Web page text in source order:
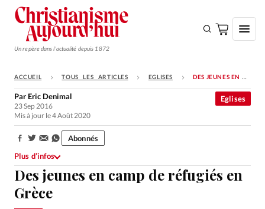
Un repère dans l'actualité depuis 1872
S'ABONNER
Monde
Opinions
Tous les articles
Faire un don
ACCUEIL TOUS LES ARTICLES EGLISES DES JEUNES EN CAMP DE RÉFUGIÉS EN GRÈCE
Des jeunes en camp de réfugiés en
Grèce
Eglises
Par Eric Denimal
23 Sep 2016
Mis à jour le 4 Août 2020
Partager:
Abonnés
Plus d’infos